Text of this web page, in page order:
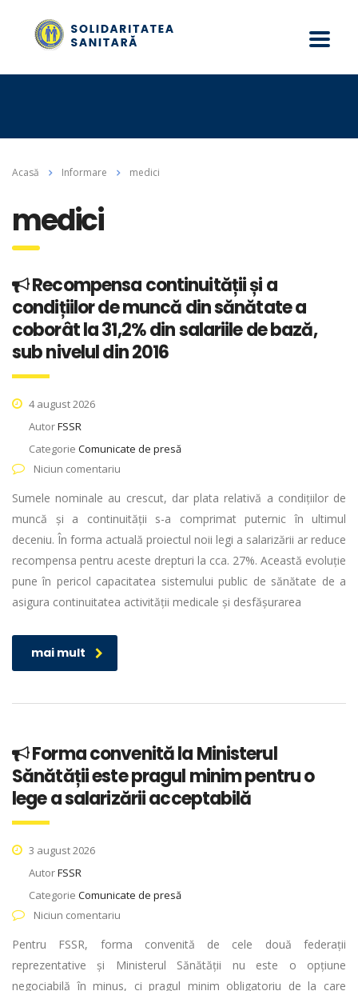
Acasă Informare medici
medici
Recompensa continuității și a
condițiilor de muncă din sănătate a
coborât la 31,2% din salariile de bază,
sub nivelul din 2016
4 august 2026
AutorFSSR
Categorie Comunicate de presă
Niciun comentariu
Sumele nominale au crescut, dar plata relativă a condițiilor de
muncă și a continuității s-a comprimat puternic în ultimul
deceniu. În forma actuală proiectul noii legi a salarizării ar reduce
recompensa pentru aceste drepturi la cca. 27%. Această evoluție
pune în pericol capacitatea sistemului public de sănătate de a
asigura continuitatea activității medicale și desfășurarea
mai mult
Forma convenită la Ministerul
Sănătății este pragul minim pentru o
lege a salarizării acceptabilă
3 august 2026
AutorFSSR
Categorie Comunicate de presă
Niciun comentariu
Pentru FSSR, forma convenită de cele două federații
reprezentative și Ministerul Sănătății nu este o opțiune
negociabilă în minus, ci pragul minim obligatoriu de la care